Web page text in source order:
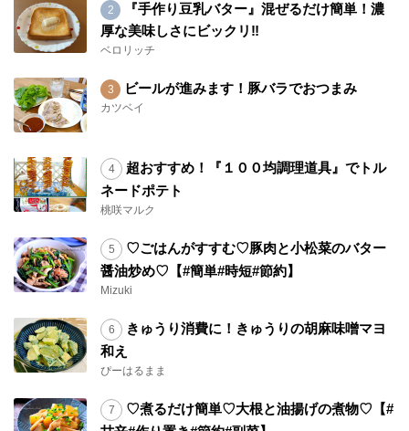
『手作り豆乳バター』混ぜるだけ簡単！濃
厚な美味しさにビックリ‼︎
ベロリッチ
ビールが進みます！豚バラでおつまみ
カツベイ
超おすすめ！『１００均調理道具』でトル
ネードポテト
桃咲マルク
♡ごはんがすすむ♡豚肉と小松菜のバター
醤油炒め♡【#簡単#時短#節約】
Mizuki
きゅうり消費に！きゅうりの胡麻味噌マヨ
和え
ぴーはるまま
♡煮るだけ簡単♡大根と油揚げの煮物♡【#